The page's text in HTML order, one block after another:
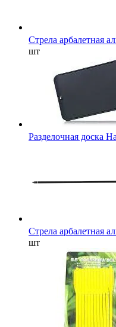
Стрела арбалетная
шт
Разделочная доска
Стрела арбалетная
шт